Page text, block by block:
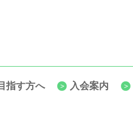
指す方へ 入会案内